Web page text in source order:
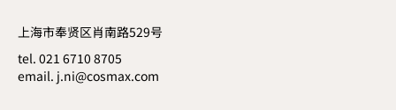
上海市奉贤区肖南路529号
tel. 021 6710 8705
email. j.ni@cosmax.com